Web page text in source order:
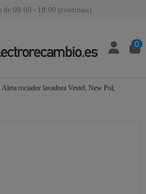
de 09:00 - 18:00 (continuo)
0
Aleta rociador lavadora Vestel, New Pol,